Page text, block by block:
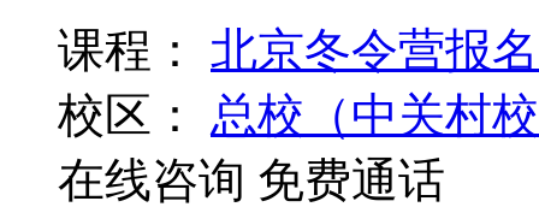
课程：
北京冬令营报名
校区：
总校（中关村
在线咨询 免费通话